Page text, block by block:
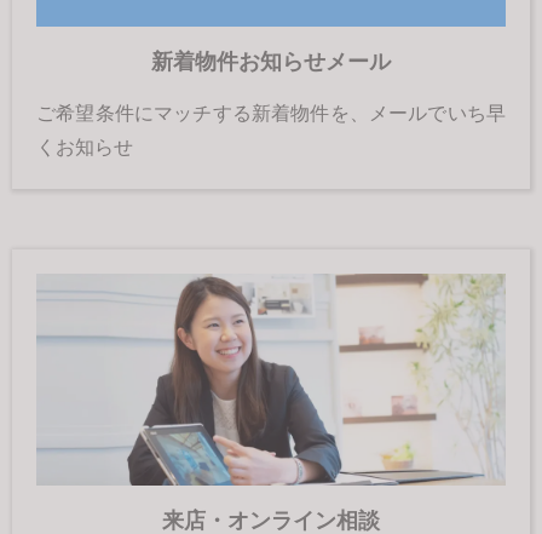
新着物件お知らせメール
ご希望条件にマッチする新着物件を、メールでいち早
くお知らせ
来店・オンライン相談